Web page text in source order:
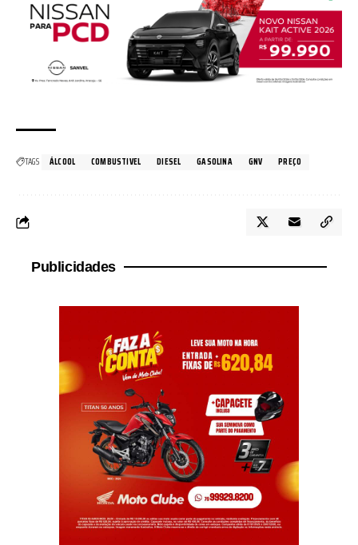
TAGS ÁLCOOL COMBUSTIVEL DIESEL GASOLINA GNV PREÇO
Publicidades